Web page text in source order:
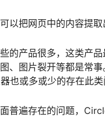
以把网页中的内容提
的产品很多，这类产
、图片裂开等都是常
也或多或少的存在此
普遍存在的问题，